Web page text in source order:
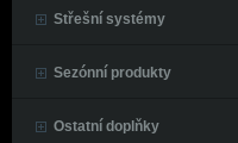
Střešní systémy
Sezónní produkty
Ostatní doplňky